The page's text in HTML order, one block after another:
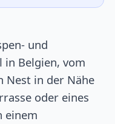
und
in Belgien, vom
Nest in der Nähe
oder eines
einem